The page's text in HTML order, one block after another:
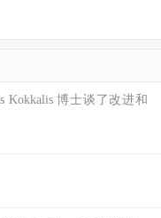
Kokkalis 博士谈了改进和